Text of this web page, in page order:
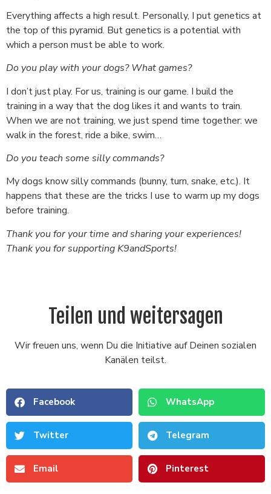
Everything affects a high result. Personally, I put genetics at
the top of this pyramid. But genetics is a potential with
which a person must be able to work.
Do you play with your dogs? What games?
I don’t just play. For us, training is our game. I build the
training in a way that the dog likes it and wants to train.
When we are not training, we just spend time together: we
walk in the forest, ride a bike, swim…
Do you teach some silly commands?
My dogs know silly commands (bunny, turn, snake, etc.). It
happens that these are the tricks I use to warm up my dogs
before training.
Thank you for your time and sharing your experiences!
Thank you for supporting K9andSports!
Teilen und weitersagen
Wir freuen uns, wenn Du die Initiative auf Deinen sozialen
Kanälen teilst.
Facebook WhatsApp
Twitter Telegram
Email Pinterest